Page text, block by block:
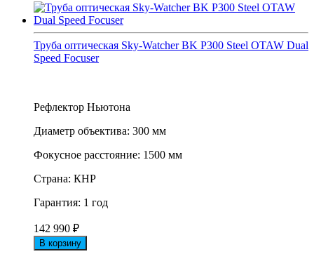
Труба оптическая Sky-Watcher BK P300 Steel OTAW Dual
Speed Focuser
Рефлектор Ньютона
Диаметр объектива: 300 мм
Фокусное расстояние: 1500 мм
Страна: КНР
Гарантия: 1 год
142 990 ₽
В корзину